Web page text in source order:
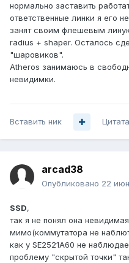
нормально заставить
ответственные линки я его
занят своим флешевым
radius + shaper. Осталось
"шаровиков".
Atheros занимаюсь в
невидимки.
Вставить ник Цитата
arcad38
Опубликовано 22
SSD,
так я не понял она
мимо(коммутатора не
как у SE2521A60 не
проблему "скрытой точки"